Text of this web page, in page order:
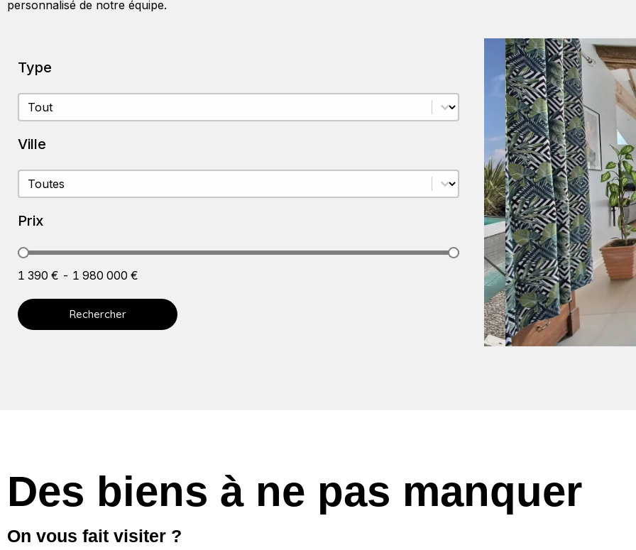
personnalisé de notre équipe.
Type
Type
Type
Ville
Ville
Ville
Prix
Prix
1 390 € - 1 980 000 €
Rechercher
Des biens à ne pas manquer
On vous fait visiter ?